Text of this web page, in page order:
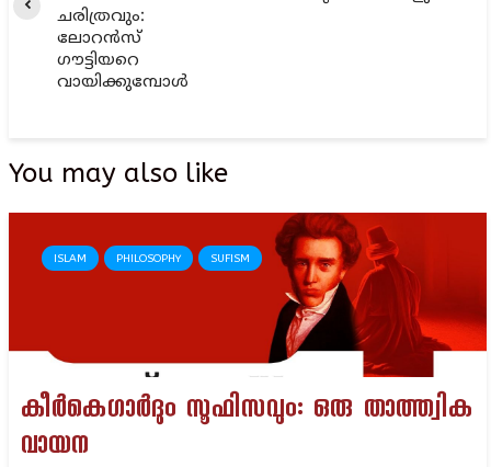
ചരിത്രവും:
ലോറൻസ്
ഗൗട്ടിയറെ
വായിക്കുമ്പോൾ
You may also like
ISLAM PHILOSOPHY SUFISM
കീർകെഗാർദും സൂഫിസവും: ഒരു താത്ത്വിക
വായന